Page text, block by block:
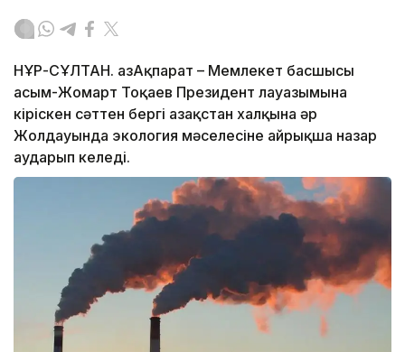
НҰР-СҰЛТАН. ҚазАқпарат – Мемлекет басшысы
Қасым-Жомарт Тоқаев Президент лауазымына
кіріскен сәттен бергі Қазақстан халқына әр
Жолдауында экология мәселесіне айрықша назар
аударып келеді.